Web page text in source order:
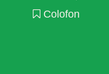
Colofon